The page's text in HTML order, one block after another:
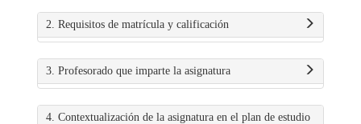
2. Requisitos de matrícula y calificación
3. Profesorado que imparte la asignatura
4. Contextualización de la asignatura en el plan de estudio